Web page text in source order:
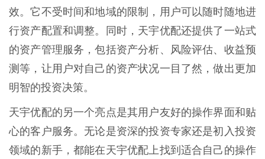
效。它不受时间和地域的限制，用户可以随时随地进
行资产配置和调整。同时，天宇优配还提供了一站式
的资产管理服务，包括资产分析、风险评估、收益预
测等，让用户对自己的资产状况一目了然，做出更加
明智的投资决策。
天宇优配的另一个亮点是其用户友好的操作界面和贴
心的客户服务。无论是资深的投资专家还是初入投资
领域的新手，都能在天宇优配上找到适合自己的操作